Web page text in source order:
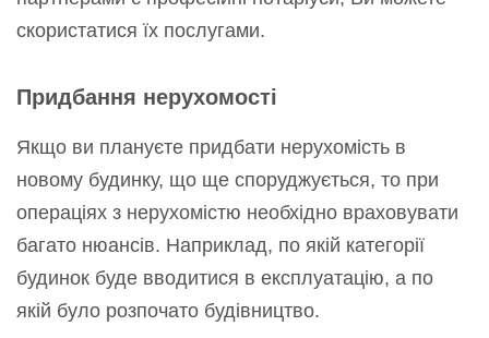
скористатися їх послугами.
Придбання нерухомості
Якщо ви плануєте придбати нерухомість в
новому будинку, що ще споруджується, то при
операціях з нерухомістю необхідно враховувати
багато нюансів. Наприклад, по якій категорії
будинок буде вводитися в експлуатацію, а по
якій було розпочато будівництво.